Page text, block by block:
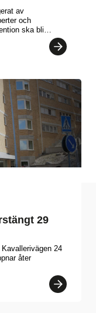
av
och
ska bli…
29
24
åter